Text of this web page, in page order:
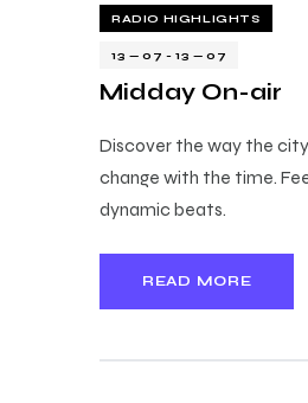
RADIO HIGHLIGHTS
13 — 07 -13 — 07
Midday On-air
Discover the way the
change with the time.
dynamic beats.
READ MORE